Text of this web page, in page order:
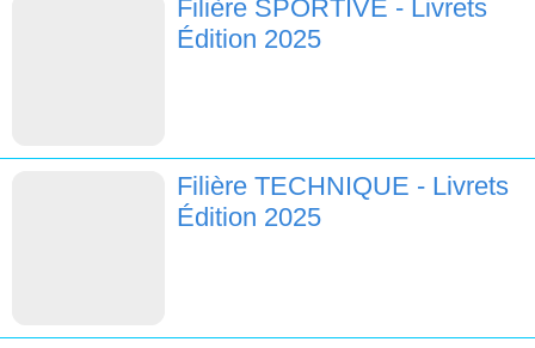
Filière SPORTIVE - Livrets
Édition 2025
Filière TECHNIQUE - Livrets
Édition 2025